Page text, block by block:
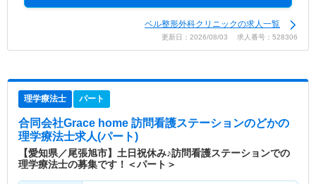
ベル整形外科クリニックの求人一覧
更新日：2026/08/03 求人番号：528306
理学療法士 パート
合同会社Grace home 訪問看護ステーションのどかの
理学療法士求人(パート)
【愛知県／尾張旭市】土日祝休み♪訪問看護ステーションでの
理学療法士の募集です！＜パート＞